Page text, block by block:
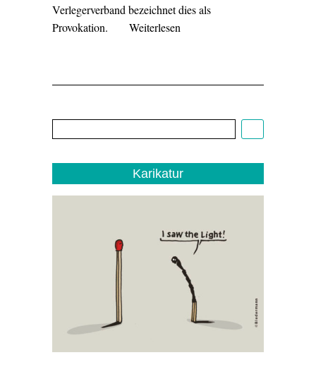
Verlegerverband bezeichnet dies als
Provokation.
Weiterlesen
Karikatur